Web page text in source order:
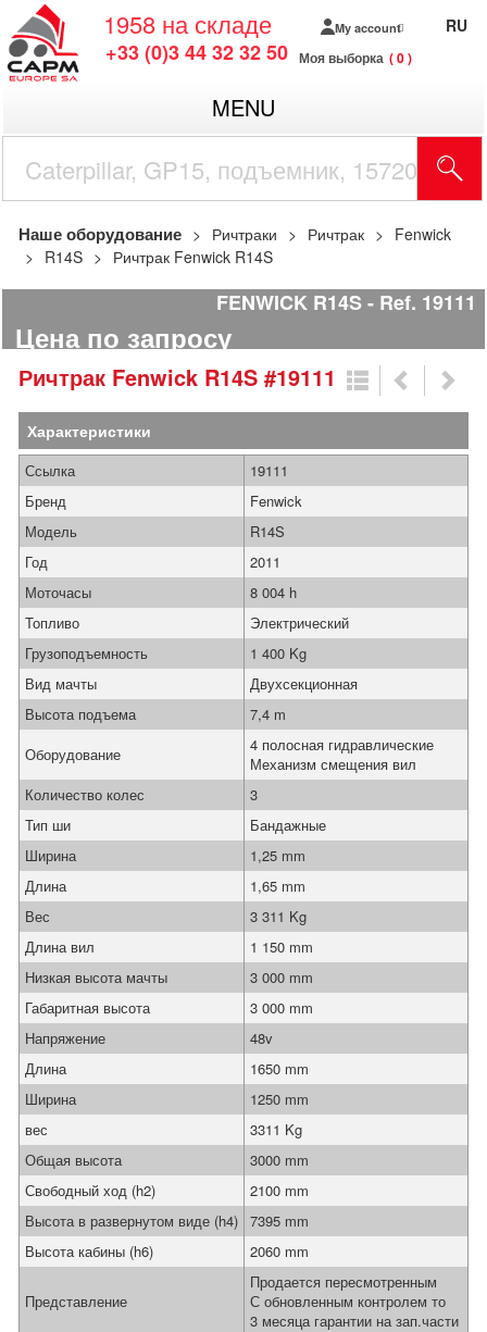
1958 на складе
+33 (0)3 44 32 32 50
My account
Моя выборка 0
RU
MENU
Наше оборудование Ричтраки Ричтрак
Fenwick
R14S
Ричтрак Fenwick R14S
FENWICK R14S Ref. 19111
Цена по запросу
Ричтрак Fenwick R14S #19111
Характеристики
Ссылка
19111
Бренд
Fenwick
Модель
R14S
Год
2011
Моточасы
8 004 h
Топливо
Электрический
Грузоподъемность
1 400 Kg
Вид мачты
Двухсекционная
Высота подъема
7,4 m
Оборудование
4 полосная гидравлические
Механизм смещения вил
Количество колес
3
Тип ши
Бандажные
Ширина
1,25 mm
Длина
1,65 mm
Вес
3 311 Kg
Длина вил
1 150 mm
Низкая высота мачты
3 000 mm
Габаритная высота
3 000 mm
Напряжение
48v
Длина
1650 mm
Ширина
1250 mm
вес
3311 Kg
Общая высота
3000 mm
Свободный ход (h2)
2100 mm
Высота в развернутом виде (h4) 7395 mm
Высота кабины (h6)
2060 mm
Представление
Продается пересмотренным
С обновленным контролем то
3 месяца гарантии на зап.части